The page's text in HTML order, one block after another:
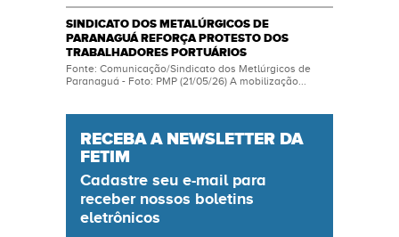
SINDICATO DOS METALÚRGICOS DE
PARANAGUÁ REFORÇA PROTESTO DOS
TRABALHADORES PORTUÁRIOS
Fonte: Comunicação/Sindicato dos Metlúrgicos de
Paranaguá - Foto: PMP (21/05/26) A mobilização...
RECEBA A NEWSLETTER DA
FETIM
Cadastre seu e-mailpara
receber nossos boletins
eletrônicos